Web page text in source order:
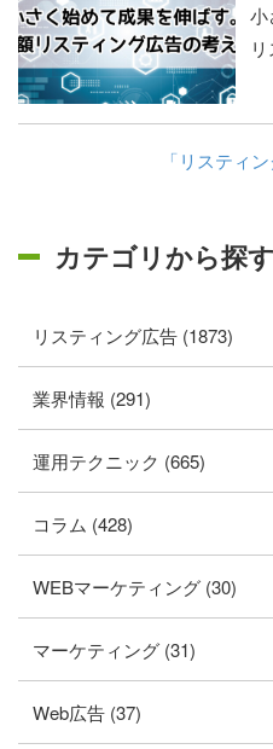
小
「リスティ
カテゴリから探す
リスティング広告 (1873)
業界情報 (291)
運用テクニック (665)
コラム (428)
WEBマーケティング (30)
マーケティング (31)
Web広告 (37)